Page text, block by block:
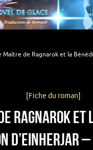
Maître de Ragnarok et la
[Fiche du roman]
Ragnarok et
d’Einherjar –